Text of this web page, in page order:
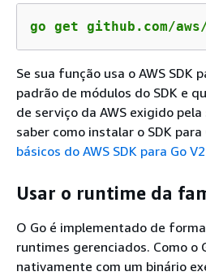
go get github.com/aws/
Se sua função usa o AWS SDK
padrão de módulos do SDK e
de serviço da AWS exigido pela
saber como instalar o SDK para
básicos do AWS SDK para Go V2
Usar o runtime da
O Go é implementado de
runtimes gerenciados. Como o
nativamente com um binário